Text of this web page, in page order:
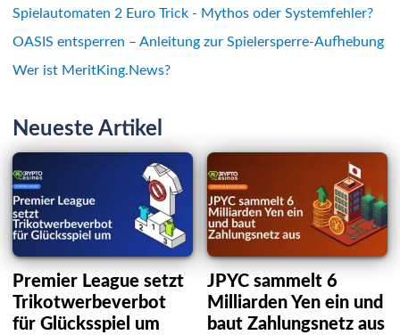
Spielautomaten 2 Euro Trick - Mythos oder Systemfehler?
OASIS entsperren – Anleitung zur Spielersperre-Aufhebung
Wer ist MeritKing.News?
Neueste Artikel
Premier League setzt
Trikotwerbeverbot
für Glücksspiel um
JPYC sammelt 6
Milliarden Yen ein und
baut Zahlungsnetz aus